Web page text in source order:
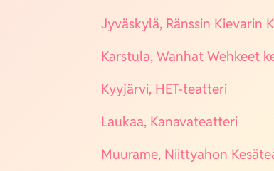
Jyväs­ky­lä, Räns­sin Kie­va­rin
Kars­tu­la, Wan­hat Weh­keet
Kyy­jär­vi, HET-teat­te­ri
Lau­kaa, Kana­va­teat­te­ri
Muu­ra­me, Niit­ty­ahon